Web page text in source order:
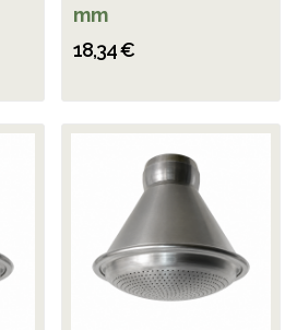
mm
18,34 €